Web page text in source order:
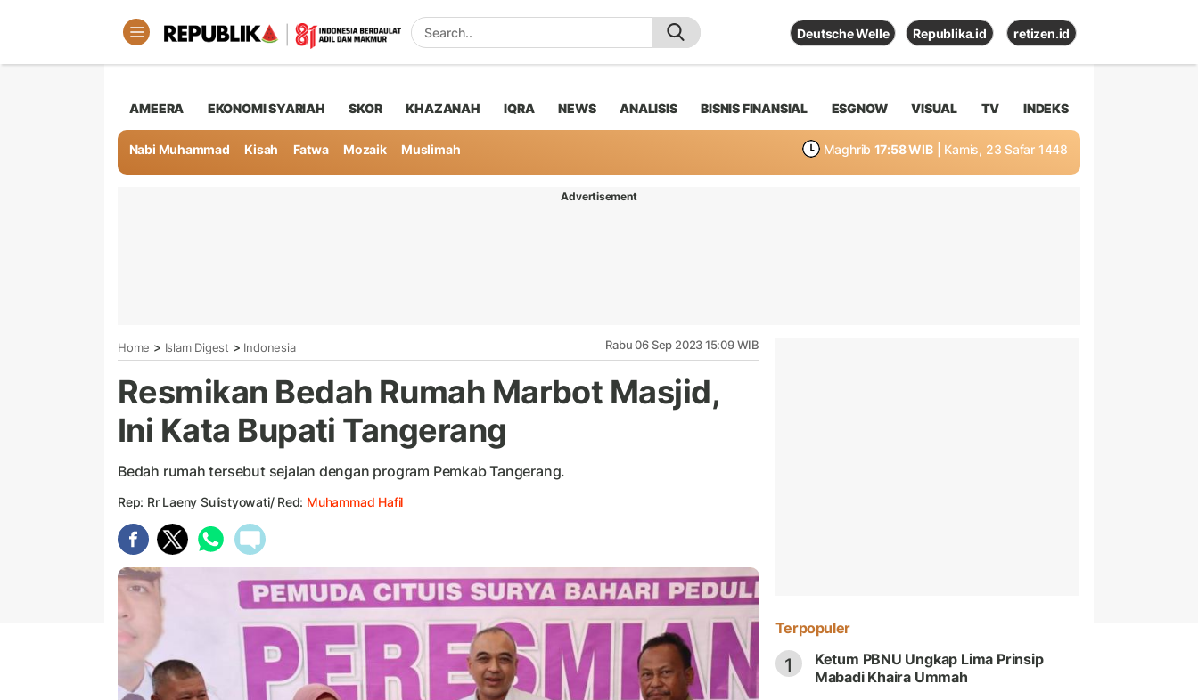
Deutsche Welle Republika.id retizen.id
AMEERA EKONOMI SYARIAH SKOR KHAZANAH IQRA NEWS ANALISIS BISNIS FINANSIAL ESGNOW VISUAL TV INDEKS
Nabi Muhammad Kisah Fatwa Mozaik Muslimah Maghrib 17:58 WIB | Kamis, 23 Safar 1448
Advertisement
Home > Islam Digest > Indonesia Rabu 06 Sep 2023 15:09 WIB
Resmikan Bedah Rumah Marbot Masjid,
Ini Kata Bupati Tangerang
Bedah rumah tersebut sejalan dengan program Pemkab Tangerang.
Rep: Rr Laeny Sulistyowati/ Red: Muhammad Hafil
Terpopuler
1
Ketum PBNU Ungkap Lima Prinsip
Mabadi Khaira Ummah